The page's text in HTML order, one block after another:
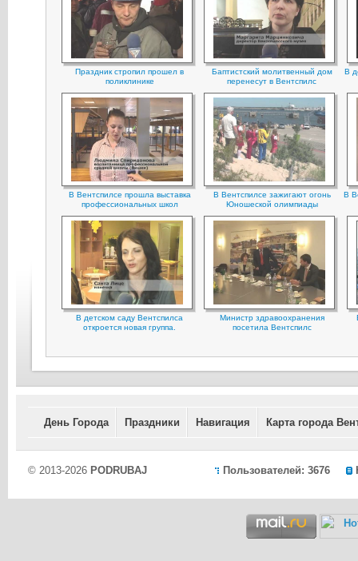
Праздник стропил прошел в
поликлинике
Баптистский молитвенный дом
перенесут в Вентспилс
В
В Вентспилсе прошла выставка
профессиональных школ
В Вентспилсе зажигают огонь
Юношеской олимпиады
В
В детском саду Вентспилса
откроется новая группа.
Министр здравоохранения
посетила Вентспилс
День Города Праздники Навигация Карта города
Пользователей: 3676
© 2013-2026 PODRUBAJ